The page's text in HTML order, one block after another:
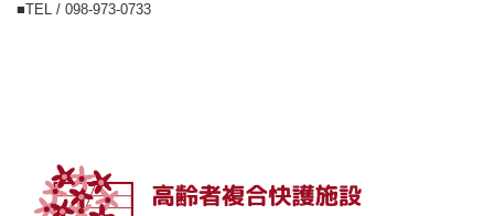
■TEL / 098-973-0733